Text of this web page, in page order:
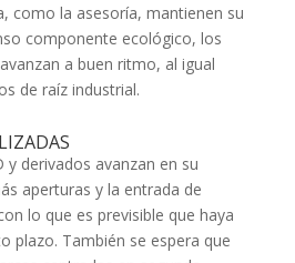
como la asesoría, mantienen su
componente ecológico, los
a buen ritmo, al igual
de raíz industrial.
y derivados avanzan en su
aperturas y la entrada de
lo que es previsible que haya
plazo. También se espera que